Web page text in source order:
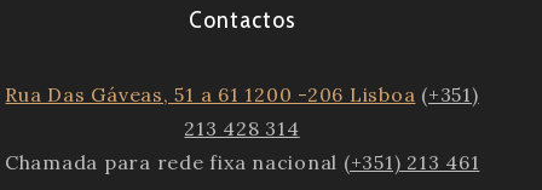
Contactos
Rua Das Gáveas, 51 a 61 1200 -206 Lisboa (+351)
213 428 314
Chamada para rede fixa nacional (+351) 213 461